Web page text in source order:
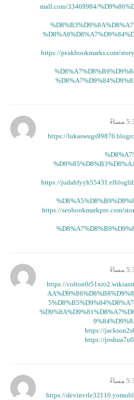
mall.com/33469984/
https://peakbookmarks.com/
https://
https://
https://seobookmarkpro.com/
https://
https://
https://
https://